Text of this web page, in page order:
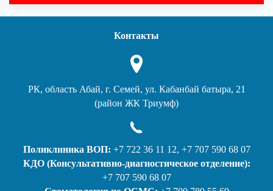
Контакты
РК, область Абай, г. Семей, ул. Кабанбай батыра, 21
(район ЖК Триумф)
Поликлиника ВОП: +7 722 36 11 12, +7 707 590 68 07
КДО (Консультативно-диагностическое отделение):
+7 707 590 68 07